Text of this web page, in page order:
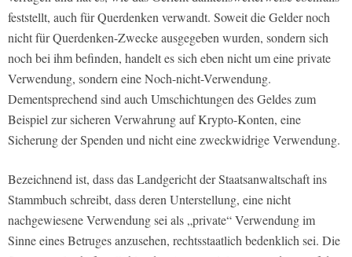
feststellt, auch für Querdenken verwandt. Soweit die Gelder noch
nicht für Querdenken-Zwecke ausgegeben wurden, sondern sich
noch bei ihm befinden, handelt es sich eben nicht um eine private
Verwendung, sondern eine Noch-nicht-Verwendung.
Dementsprechend sind auch Umschichtungen des Geldes zum
Beispiel zur sicheren Verwahrung auf Krypto-Konten, eine
Sicherung der Spenden und nicht eine zweckwidrige Verwendung.
Bezeichnend ist, dass das Landgericht der Staatsanwaltschaft ins
Stammbuch schreibt, dass deren Unterstellung, eine nicht
nachgewiesene Verwendung sei als „private“ Verwendung im
Sinne eines Betruges anzusehen, rechtsstaatlich bedenklich sei. Die